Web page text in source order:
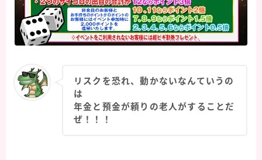
リスクを恐れ、動かないなんていうの
は
年金と預金が頼りの老人がすることだ
ぜ！！！